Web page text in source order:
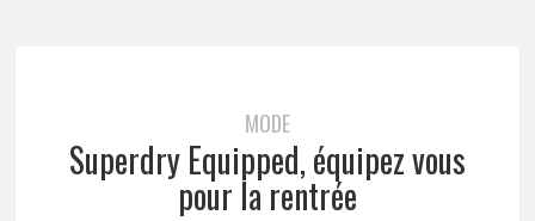
MODE
Superdry Equipped, équipez vous
pour la rentrée